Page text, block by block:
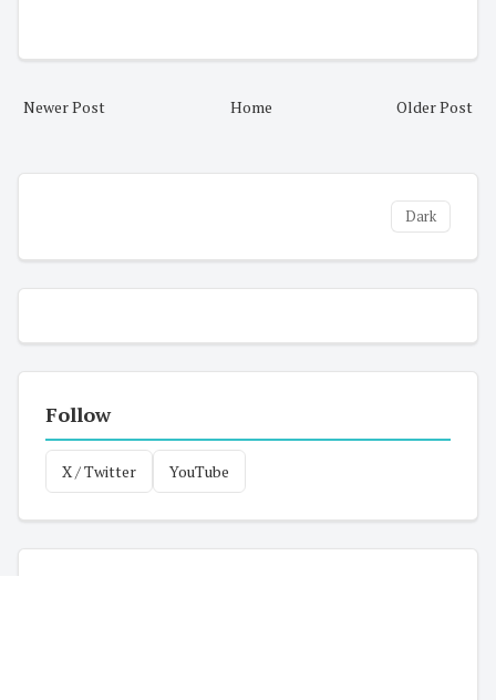
Newer Post Older Post
Home
Dark
Follow
X / Twitter YouTube